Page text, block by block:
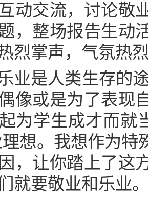
动交流，讨论敬
，整场报告生动
烈掌声，气氛热
业是人类生存的
像或是为了表现
为学生成才而就
理想。我想作为
，让你踏上了这
就要敬业和乐业